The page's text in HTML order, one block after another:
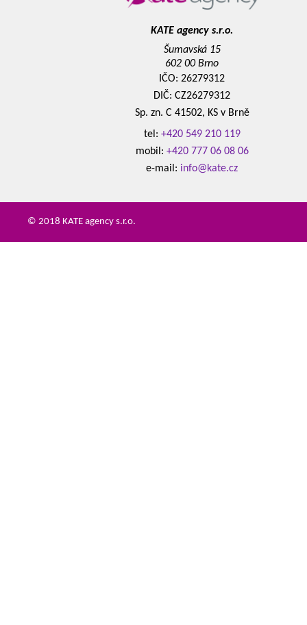
KATE agency s.r.o.
Šumavská 15
602 00 Brno
IČO: 26279312
DIČ: CZ26279312
Sp. zn. C 41502, KS v Brně
tel: +420 549 210 119
mobil: +420 777 06 08 06
e-mail: info@kate.cz
© 2018 KATE agency s.r.o.